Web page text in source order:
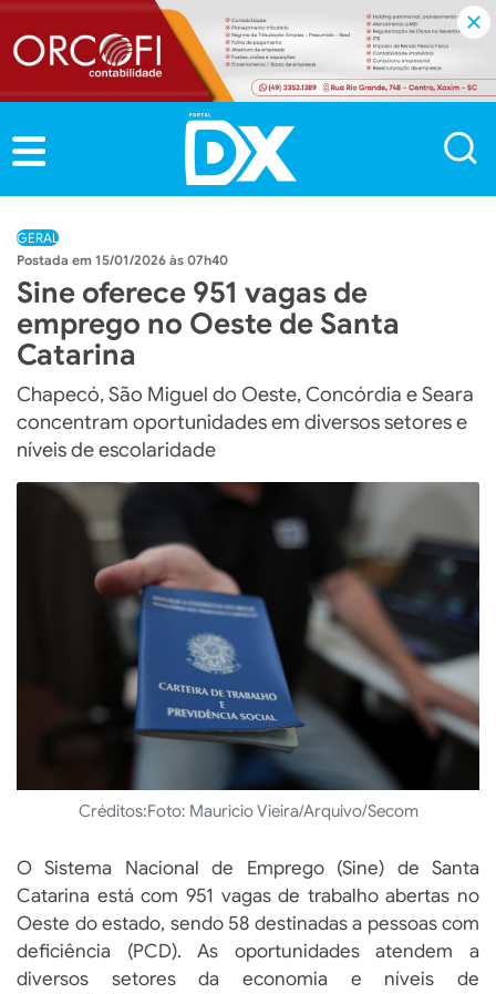
GERAL
15/01/2026 às 07h40
Sine oferece 951 vagas de
emprego no Oeste de Santa
Catarina
Chapecó, São Miguel do Oeste, Concórdia e Seara
concentram oportunidades em diversos setores e
níveis de escolaridade
Créditos:Foto: Mauricio Vieira/Arquivo/Secom
O Sistema Nacional de Emprego (Sine) de Santa
Catarina está com 951 vagas de trabalho abertas no
Oeste do estado, sendo 58 destinadas a pessoas com
deficiência (PCD). As oportunidades atendem a
diversos setores da economia e níveis de